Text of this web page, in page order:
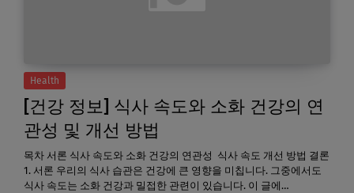
Health
[건강 정보] 식사 속도와 소화 건강의 연
관성 및 개선 방법
목차 서론 식사 속도와 소화 건강의 연관성 식사 속도 개선 방법 결론
1. 서론 우리의 식사 습관은 건강에 큰 영향을 미칩니다. 그중에서도
식사 속도는 소화 건강과 밀접한 관련이 있습니다. 이 글에…